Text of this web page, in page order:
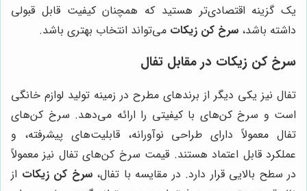
یک گزینه اقتصادی‌تر هستید که همچنان کیفیت قابل قبولی
داشته باشد، سرخ کن زیکات می‌تواند انتخاب بهتری باشد.
سرخ کن زیکات در مقابل تفال
تفال نیز یکی دیگر از برندهای مطرح در زمینه تولید لوازم خانگی
است و سرخ کن‌های با کیفیتی را ارائه می‌دهد. سرخ کن‌های
تفال معمولاً دارای طراحی نوآورانه، قابلیت‌های پیشرفته، و
عملکرد قابل اعتماد هستند. قیمت سرخ کن‌های تفال نیز معمولاً
در سطح بالایی قرار دارد. در مقایسه با تفال،سرخ کن زیکات از